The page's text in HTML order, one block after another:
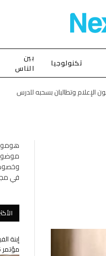
تكنولوجيا
بين
الناس
الإعلام وتطالبان بسحبه للدرس
في
إبنة
مؤتمر ICEC 2026 الدولي بالبرتغال